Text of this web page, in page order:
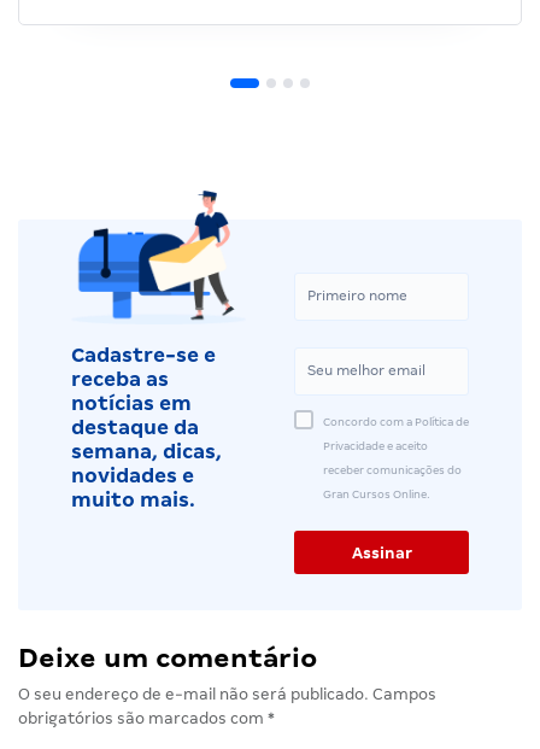
Cadastre-se e
receba as
notícias em
destaque da
semana, dicas,
novidades e
muito mais.
Concordo com a Política de
Privacidade e aceito
receber comunicações do
Gran Cursos Online.
Deixe um comentário
O seu endereço de e-mail não será publicado. Campos
obrigatórios são marcados com *